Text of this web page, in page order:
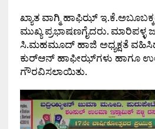
ಖ್ಯಾತ ವಾಗ್ಮಿ ಹಾಫಿಝ್
ಮುಖ್ಯ ಪ್ರಭಾಷಣಗೈದರು.
ಸಿ.ಮಹಮೂದ್ ಹಾಜಿ ಅಧ್ಯಕ್ಷತೆ
ಕುರ್‌ಆನ್ ಹಾಫೀಝ್‌ಗಳು ಹಾಗೂ
ಗೌರವಿಸಲಾಯಿತು.